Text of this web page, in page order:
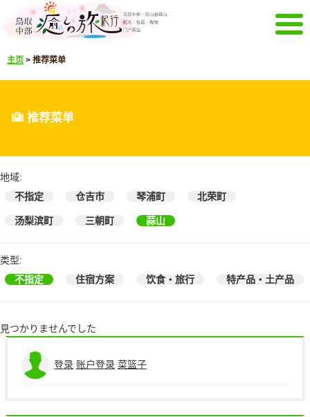
主页
精彩影像
韩文 中文繁体
下载观光册
其它菜单
关于鸟取中部观光推进机构 咨询
版权标记
主页 > 推荐菜单
推荐菜单
地域:
不指定
仓吉市 琴浦町 北荣町
汤梨滨町 三朝町 蒜山
类型:
不指定
住宿方案 饮食・旅行 特产品・土产品
見つかりませんでした
登录 账户登录 菜篮子